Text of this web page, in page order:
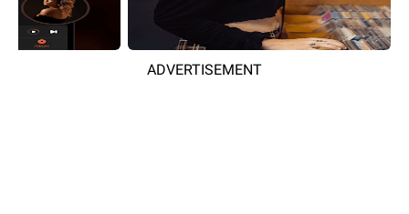
ADVERTISEMENT